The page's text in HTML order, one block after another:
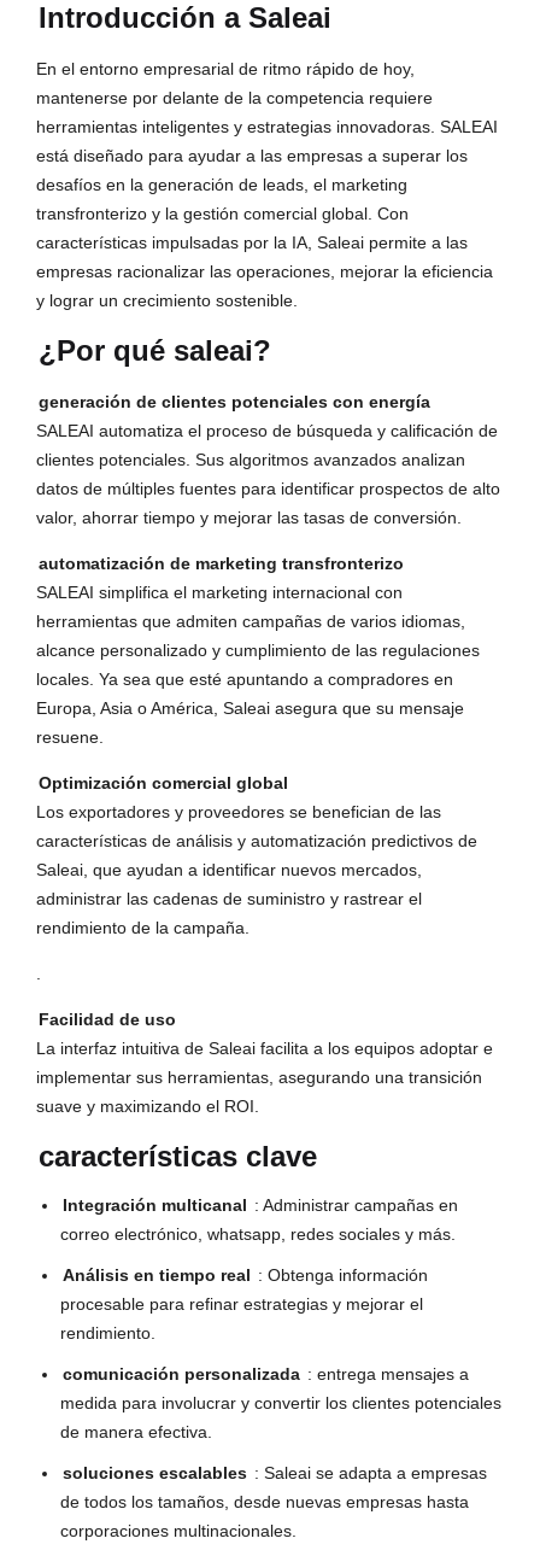
Introducción a Saleai
En el entorno empresarial de ritmo rápido de hoy,
mantenerse por delante de la competencia requiere
herramientas inteligentes y estrategias innovadoras. SALEAI
está diseñado para ayudar a las empresas a superar los
desafíos en la generación de leads, el marketing
transfronterizo y la gestión comercial global. Con
características impulsadas por la IA, Saleai permite a las
empresas racionalizar las operaciones, mejorar la eficiencia
y lograr un crecimiento sostenible.
¿Por qué saleai?
generación de clientes potenciales con energía
SALEAI automatiza el proceso de búsqueda y calificación de
clientes potenciales. Sus algoritmos avanzados analizan
datos de múltiples fuentes para identificar prospectos de alto
valor, ahorrar tiempo y mejorar las tasas de conversión.
automatización de marketing transfronterizo
SALEAI simplifica el marketing internacional con
herramientas que admiten campañas de varios idiomas,
alcance personalizado y cumplimiento de las regulaciones
locales. Ya sea que esté apuntando a compradores en
Europa, Asia o América, Saleai asegura que su mensaje
resuene.
Optimización comercial global
Los exportadores y proveedores se benefician de las
características de análisis y automatización predictivos de
Saleai, que ayudan a identificar nuevos mercados,
administrar las cadenas de suministro y rastrear el
rendimiento de la campaña.
.
Facilidad de uso
La interfaz intuitiva de Saleai facilita a los equipos adoptar e
implementar sus herramientas, asegurando una transición
suave y maximizando el ROI.
características clave
Integración multicanal : Administrar campañas en
correo electrónico, whatsapp, redes sociales y más.
Análisis en tiempo real : Obtenga información
procesable para refinar estrategias y mejorar el
rendimiento.
comunicación personalizada : entrega mensajes a
medida para involucrar y convertir los clientes potenciales
de manera efectiva.
soluciones escalables : Saleai se adapta a empresas
de todos los tamaños, desde nuevas empresas hasta
corporaciones multinacionales.